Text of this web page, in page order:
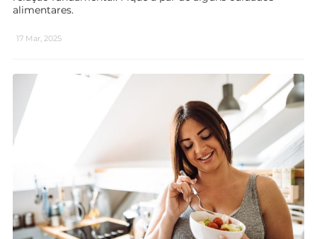
alimentares.
17 Mar, 2025